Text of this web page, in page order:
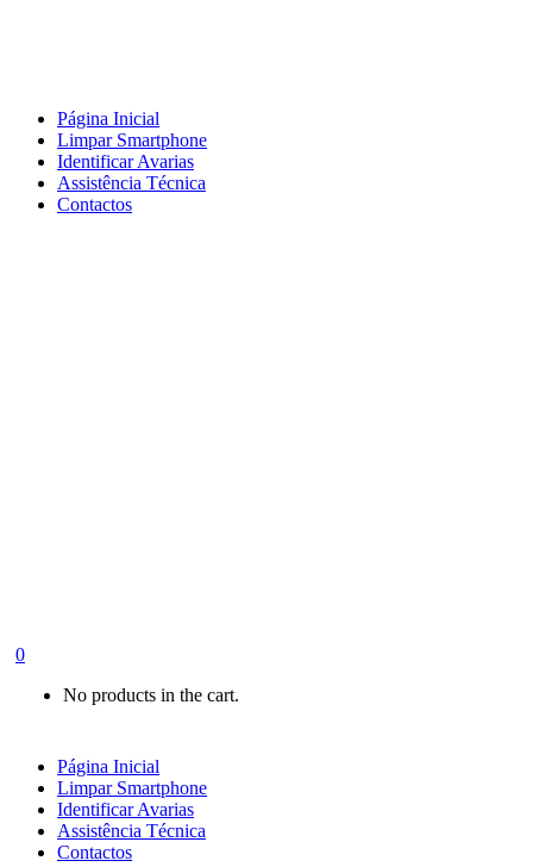
Página Inicial
Limpar Smartphone
Identificar Avarias
Assistência Técnica
Contactos
0
No products in the cart.
Página Inicial
Limpar Smartphone
Identificar Avarias
Assistência Técnica
Contactos